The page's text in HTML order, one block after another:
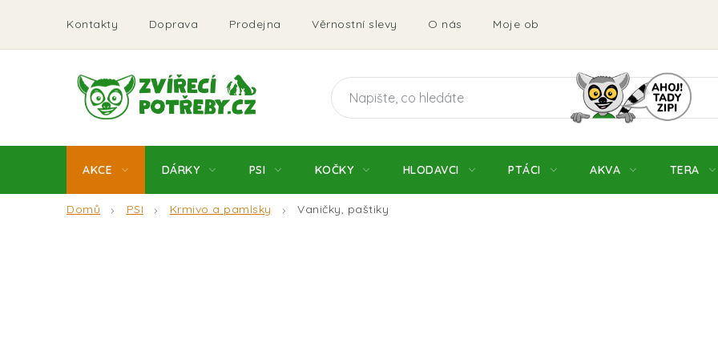
obsah
Kontakty Doprava Prodejna Věrnostní slevy O nás Moje objednávka Obchodní
AKCE DÁRKY PSI KOČKY HLODAVCI PTÁCI AKVA TERA
Domů PSI Krmivo a pamlsky Vaničky, paštiky